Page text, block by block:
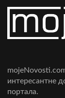
интересантне
портала.